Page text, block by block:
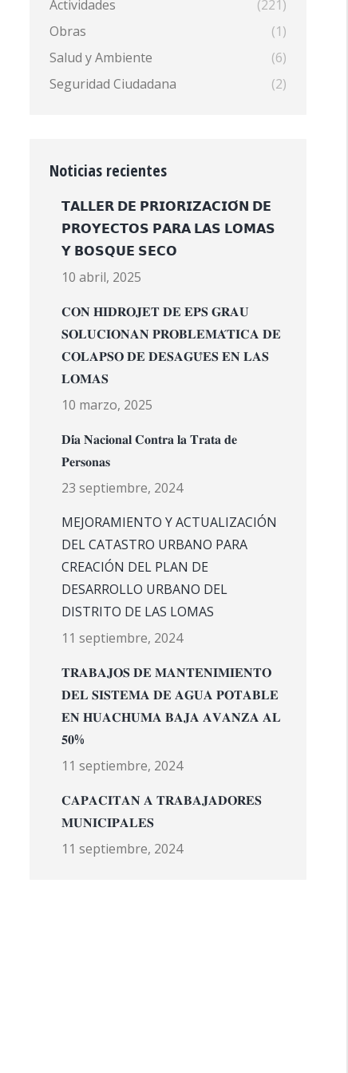
Actividades
(221)
Obras
(1)
Salud y Ambiente
(6)
Seguridad Ciudadana
(2)
Noticias recientes
𝗧𝗔𝗟𝗟𝗘𝗥 𝗗𝗘 𝗣𝗥𝗜𝗢𝗥𝗜𝗭𝗔𝗖𝗜𝗢́𝗡 𝗗𝗘
𝗣𝗥𝗢𝗬𝗘𝗖𝗧𝗢𝗦 𝗣𝗔𝗥𝗔 𝗟𝗔𝗦 𝗟𝗢𝗠𝗔𝗦
𝗬 𝗕𝗢𝗦𝗤𝗨𝗘 𝗦𝗘𝗖𝗢
10 abril, 2025
𝐂𝐎𝐍 𝐇𝐈𝐃𝐑𝐎𝐉𝐄𝐓 𝐃𝐄 𝐄𝐏𝐒 𝐆𝐑𝐀𝐔
𝐒𝐎𝐋𝐔𝐂𝐈𝐎𝐍𝐀𝐍 𝐏𝐑𝐎𝐁𝐋𝐄𝐌𝐀́𝐓𝐈𝐂𝐀 𝐃𝐄
𝐂𝐎𝐋𝐀𝐏𝐒𝐎 𝐃𝐄 𝐃𝐄𝐒𝐀𝐆𝐔̈𝐄𝐒 𝐄𝐍 𝐋𝐀𝐒
𝐋𝐎𝐌𝐀𝐒
10 marzo, 2025
𝐃𝐢́𝐚 𝐍𝐚𝐜𝐢𝐨𝐧𝐚𝐥 𝐂𝐨𝐧𝐭𝐫𝐚 𝐥𝐚 𝐓𝐫𝐚𝐭𝐚 𝐝𝐞
𝐏𝐞𝐫𝐬𝐨𝐧𝐚𝐬
23 septiembre, 2024
MEJORAMIENTO Y ACTUALIZACIÓN
DEL CATASTRO URBANO PARA
CREACIÓN DEL PLAN DE
DESARROLLO URBANO DEL
DISTRITO DE LAS LOMAS
11 septiembre, 2024
𝐓𝐑𝐀𝐁𝐀𝐉𝐎𝐒 𝐃𝐄 𝐌𝐀𝐍𝐓𝐄𝐍𝐈𝐌𝐈𝐄𝐍𝐓𝐎
𝐃𝐄𝐋 𝐒𝐈𝐒𝐓𝐄𝐌𝐀 𝐃𝐄 𝐀𝐆𝐔𝐀 𝐏𝐎𝐓𝐀𝐁𝐋𝐄
𝐄𝐍 𝐇𝐔𝐀𝐂𝐇𝐔𝐌𝐀 𝐁𝐀𝐉𝐀 𝐀𝐕𝐀𝐍𝐙𝐀 𝐀𝐋
𝟓𝟎%
11 septiembre, 2024
𝐂𝐀𝐏𝐀𝐂𝐈𝐓𝐀𝐍 𝐀 𝐓𝐑𝐀𝐁𝐀𝐉𝐀𝐃𝐎𝐑𝐄𝐒
𝐌𝐔𝐍𝐈𝐂𝐈𝐏𝐀𝐋𝐄𝐒
11 septiembre, 2024